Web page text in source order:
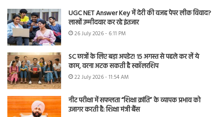
UGC NET Answer Key में देरी की वजह पेपर लीक विवाद?
लाखों उम्मीदवार कर रहे इंतजार
26 July 2026 - 6:11 PM
SC छात्रों के लिए बड़ा अपडेट! 15 अगस्त से पहले कर लें ये
काम, वरना अटक सकती है स्कॉलरशिप
22 July 2026 - 11:54 AM
नीट परीक्षा में सफलता “शिक्षा क्रांति” के व्यापक प्रभाव को
उजागर करती है: शिक्षा मंत्री बैंस